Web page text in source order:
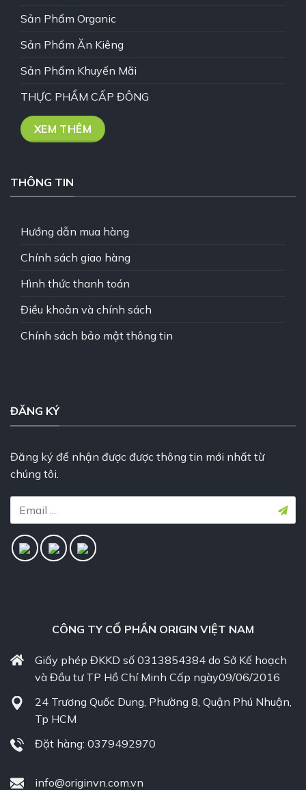
Sản Phẩm Organic
Sản Phẩm Ăn Kiêng
Sản Phẩm Khuyến Mãi
THỰC PHẨM CẤP ĐÔNG
XEM THÊM
THÔNG TIN
Hướng dẫn mua hàng
Chính sách giao hàng
Hình thức thanh toán
Điều khoản và chính sách
Chính sách bảo mật thông tin
ĐĂNG KÝ
Đăng ký để nhận được được thông tin mới nhất từ
chúng tôi.
CÔNG TY CỔ PHẦN ORIGIN VIỆT NAM
Giấy phép ĐKKD số 0313854384 do Sở Kế hoạch
và Đầu tư TP Hồ Chí Minh Cấp ngày09/06/2016
24 Trương Quốc Dung, Phường 8, Quận Phú Nhuận,
Tp HCM
Đặt hàng: 0379492970
info@originvn.com.vn